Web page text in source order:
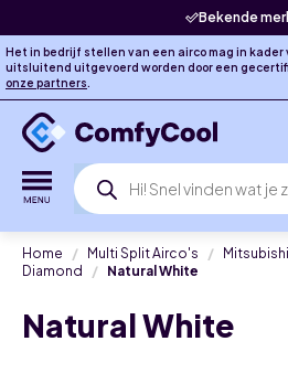
Bekende
Het in bedrijf stellen van een airco mag in kader
uitsluitend uitgevoerd worden door een
onze partners.
Producten
zoeken
Home Multi Split Airco's
Diamond
Natural White
Natural White